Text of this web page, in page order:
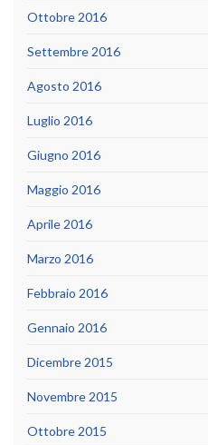
Ottobre 2016
Settembre 2016
Agosto 2016
Luglio 2016
Giugno 2016
Maggio 2016
Aprile 2016
Marzo 2016
Febbraio 2016
Gennaio 2016
Dicembre 2015
Novembre 2015
Ottobre 2015